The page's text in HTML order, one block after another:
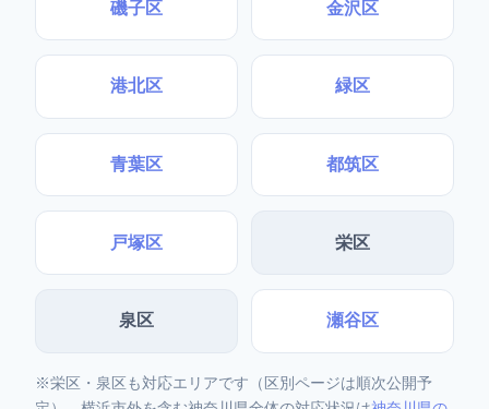
磯子区 金沢区
港北区 緑区
青葉区 都筑区
戸塚区 栄区
泉区 瀬谷区
※栄区・泉区も対応エリアです（区別ページは順次公開予